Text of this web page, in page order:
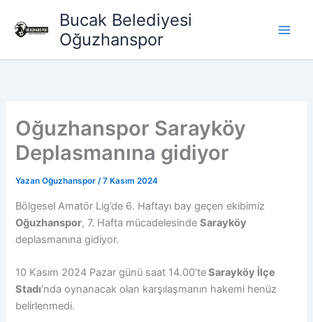
atla
Bucak Belediyesi
Oğuzhanspor
Oğuzhanspor Sarayköy
Deplasmanına gidiyor
Yazan Oğuzhanspor/7 Kasım 2024
Bölgesel Amatör Lig’de 6. Haftayı bay geçen ekibimiz
Oğuzhanspor, 7. Hafta mücadelesindeSarayköy
deplasmanına gidiyor.
10 Kasım 2024 Pazar günü saat 14.00’teSarayköy İlçe
Stadı‘nda oynanacak olan karşılaşmanın hakemi henüz
belirlenmedi.